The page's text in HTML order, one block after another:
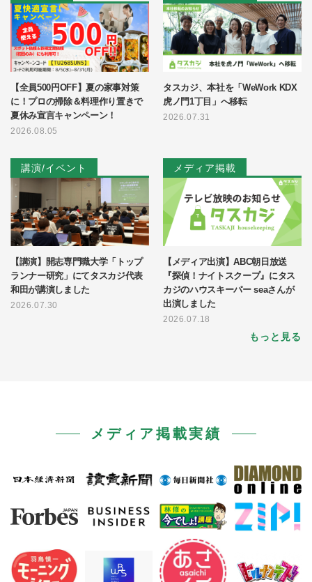
【全員500円OFF】夏の家事対策
に！プロの掃除＆料理作り置きで
夏休み宣言キャンペーン！
2026.08.05
タスカジ、本社を「WeWork KDX
虎ノ門1丁目」へ移転
2026.07.31
講演/イベント
【講演】開志専門職大学「トップ
ランナー研究」にてタスカジ代表
和田が講演しました
2026.07.30
メディア掲載
【メディア出演】ABC朝日放送
『探偵！ナイトスクープ』にタス
カジのハウスキーパー seaさんが
出演しました
2026.07.18
もっと見る
メディア掲載実績